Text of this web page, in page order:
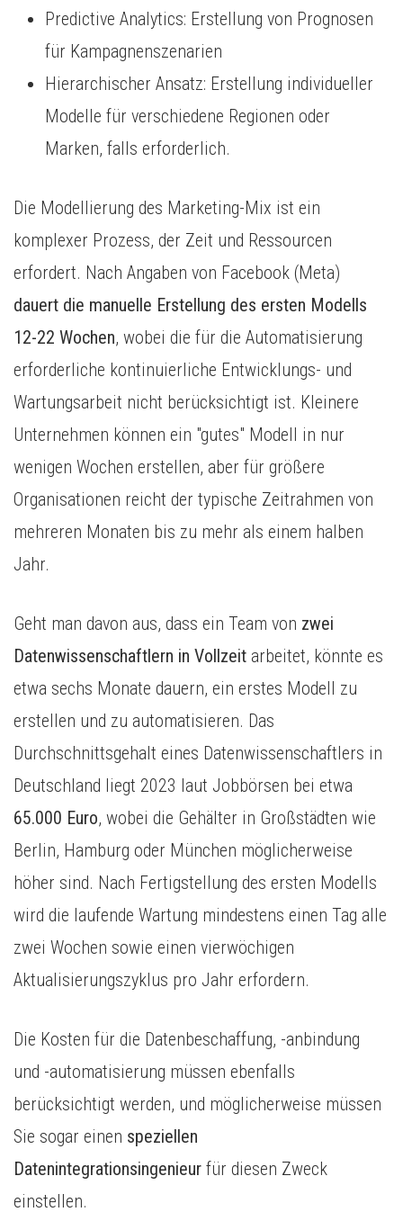
Predictive Analytics: Erstellung von Prognosen
für Kampagnenszenarien
Hierarchischer Ansatz: Erstellung individueller
Modelle für verschiedene Regionen oder
Marken, falls erforderlich.
Die Modellierung des Marketing-Mix ist ein
komplexer Prozess, der Zeit und Ressourcen
erfordert. Nach Angaben von Facebook (Meta)
dauert die manuelle Erstellung des ersten Modells
12-22 Wochen, wobei die für die Automatisierung
erforderliche kontinuierliche Entwicklungs- und
Wartungsarbeit nicht berücksichtigt ist. Kleinere
Unternehmen können ein "gutes" Modell in nur
wenigen Wochen erstellen, aber für größere
Organisationen reicht der typische Zeitrahmen von
mehreren Monaten bis zu mehr als einem halben
Jahr.
Geht man davon aus, dass ein Team von zwei
Datenwissenschaftlern in Vollzeit arbeitet, könnte es
etwa sechs Monate dauern, ein erstes Modell zu
erstellen und zu automatisieren. Das
Durchschnittsgehalt eines Datenwissenschaftlers in
Deutschland liegt 2023 laut Jobbörsen bei etwa
65.000 Euro, wobei die Gehälter in Großstädten wie
Berlin, Hamburg oder München möglicherweise
höher sind. Nach Fertigstellung des ersten Modells
wird die laufende Wartung mindestens einen Tag alle
zwei Wochen sowie einen vierwöchigen
Aktualisierungszyklus pro Jahr erfordern.
Die Kosten für die Datenbeschaffung, -anbindung
und -automatisierung müssen ebenfalls
berücksichtigt werden, und möglicherweise müssen
Sie sogar einen speziellen
Datenintegrationsingenieur für diesen Zweck
einstellen.